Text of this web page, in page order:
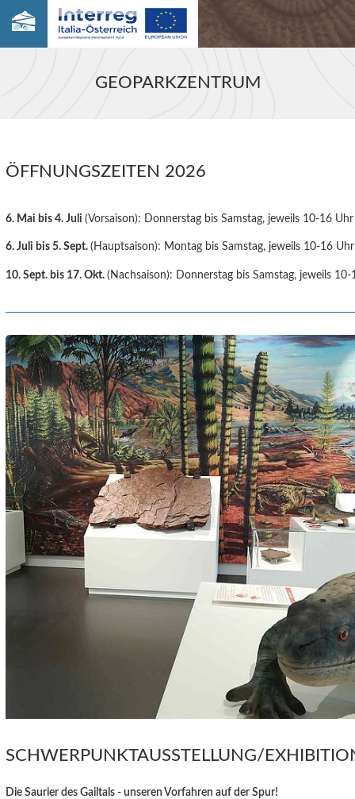
GEOPARKZENTRUM
ÖFFNUNGSZEITEN 2026
6. Mai bis 4. Juli(Vorsaison): Donnerstag bis Samstag, jeweils 10-16 Uhr
6. Juli bis 5. Sept.(Hauptsaison): Montag bis Samstag, jeweils 10-16 Uhr
10. Sept. bis 17. Okt. (Nachsaison): Donnerstag bis Samstag, jeweils
SCHWERPUNKTAUSSTELLUNG/
Die Saurier des Gailtals - unseren Vorfahren auf der Spur!